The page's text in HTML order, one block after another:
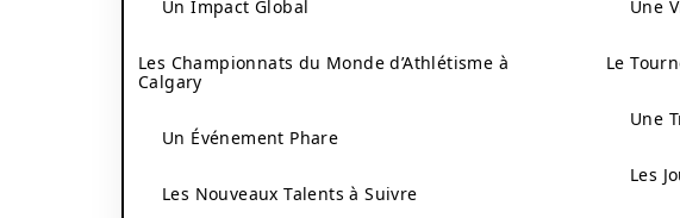
Un Impact Global
Les Championnats du Monde d’Athlétisme à
Calgary
Un Événement Phare
Les Nouveaux Talents à Suivre
Une
Le
Une
Les